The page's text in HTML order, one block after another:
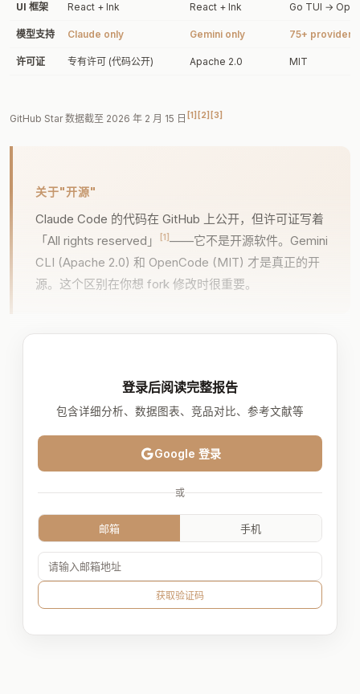
UI 框架 React + Ink React + Ink Go TUI →
模型支持 Claude only Gemini only 75+ providers
许可证 专有许可 (代码公开) Apache 2.0 MIT
GitHub Star 数据截至 2026 年 2 月 15 日 [1] [2] [3]
关于"开源"
Claude Code 的代码在 GitHub 上公开，但许可证写着
「All rights reserved」
[1] ——它不是开源软件。Gemini
CLI (Apache 2.0) 和 OpenCode (MIT) 才是真正的开
源。这个区别在你想 fork 修改时很重要。
登录后阅读完整报告
包含详细分析、数据图表、竞品对比、参考文献等
Google 登录
或
邮箱 手机
获取验证码